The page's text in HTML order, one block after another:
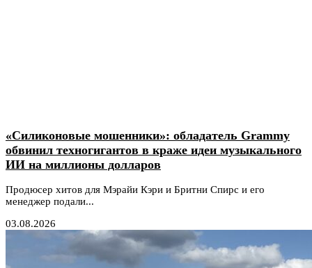
«Силиконовые мошенники»: обладатель Grammy
обвинил техногигантов в краже идеи музыкального
ИИ на миллионы долларов
Продюсер хитов для Мэрайи Кэри и Бритни Спирс и его
менеджер подали...
03.08.2026